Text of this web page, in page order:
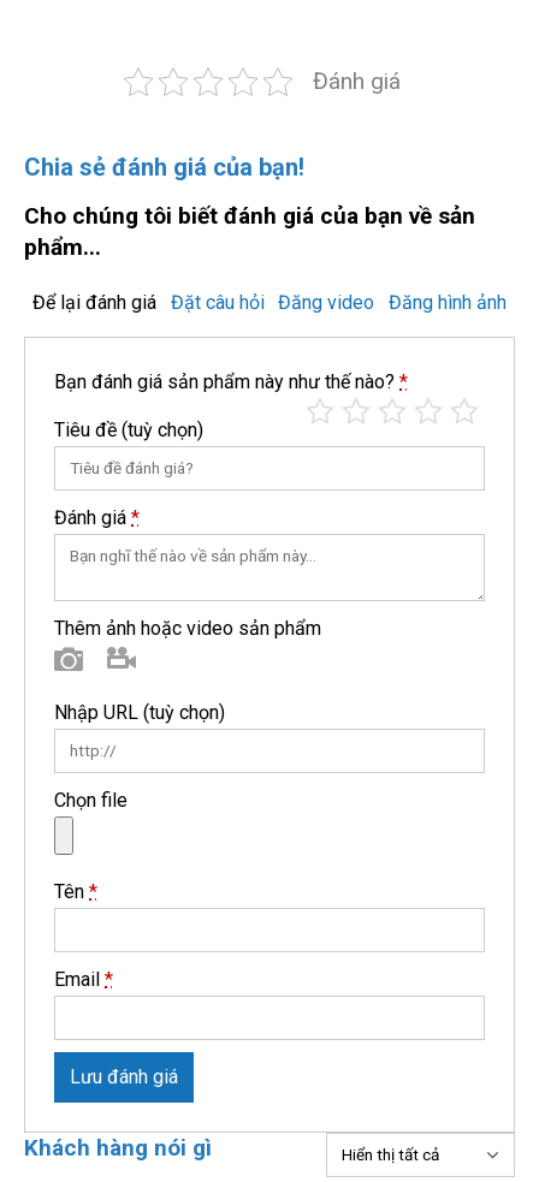
Đánh giá
Chia sẻ đánh giá của bạn!
Cho chúng tôi biết đánh giá của bạn về sản
phẩm...
Để lại đánh giá Đặt câu hỏi Đăng video Đăng hình ảnh
Bạn đánh giá sản phẩm này như thế nào? *
Tiêu đề (tuỳ chọn)
Đánh giá *
Thêm ảnh hoặc video sản phẩm
Hình ảnh
Nhập URL (tuỳ chọn)
Chọn file
Tên *
Email *
Lưu đánh giá
Khách hàng nói gì